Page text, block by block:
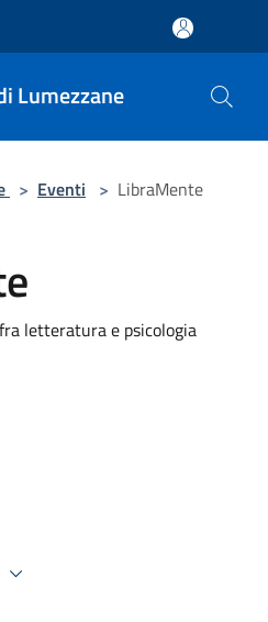
Lumezzane
> Eventi > LibraMente
letteratura e psicologia